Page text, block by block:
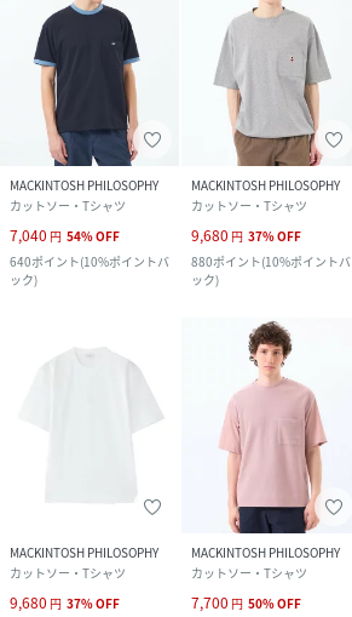
MACKINTOSH PHILOSOPHY
カットソー・Tシャツ
7,040 円 54%OFF
640ポイント(10%ポイントバ
ック)
MACKINTOSH PHILOSOPHY
カットソー・Tシャツ
9,680 円 37%OFF
880ポイント(10%ポイントバ
ック)
MACKINTOSH PHILOSOPHY
カットソー・Tシャツ
9,680 円 37%OFF
MACKINTOSH PHILOSOPHY
カットソー・Tシャツ
7,700 円 50%OFF